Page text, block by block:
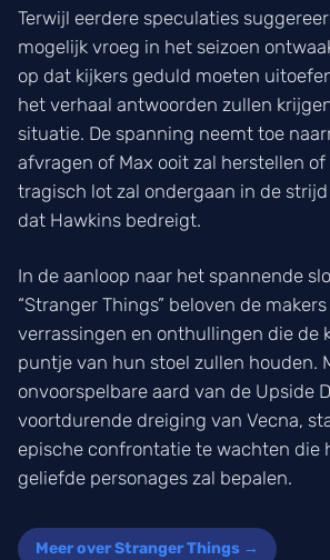
Terwijl eerdere speculaties
mogelijk vroeg in het seizoen
op dat kijkers geduld moeten
het verhaal antwoorden zullen
situatie. De spanning neemt toe
afvragen of Max ooit zal herstellen
tragisch lot zal ondergaan in de
dat Hawkins bedreigt.
In de aanloop naar het spannende
“Stranger Things” beloven de
verrassingen en onthullingen die de
puntje van hun stoel zullen houden.
onvoorspelbare aard van de Upside
voortdurende dreiging van Vecna,
epische confrontatie te wachten die
geliefde personages zal bepalen.
Meer over Stranger Things →